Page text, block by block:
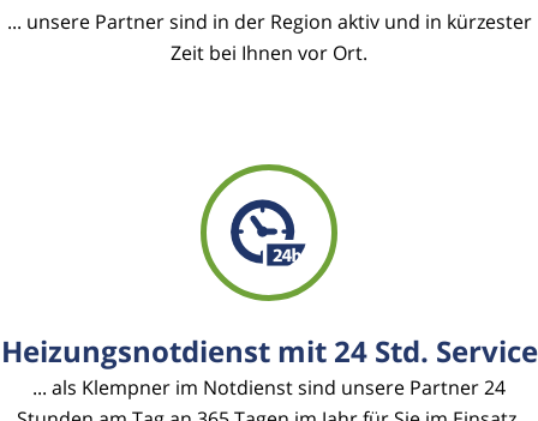
... unsere Partner sind in der Region aktiv und in kürzester
Zeit bei Ihnen vor Ort.
Heizungsnotdienst mit 24 Std. Service
... als Klempner im Notdienst sind unsere Partner 24